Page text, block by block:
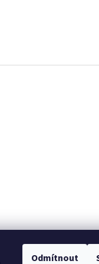
Odmítnout